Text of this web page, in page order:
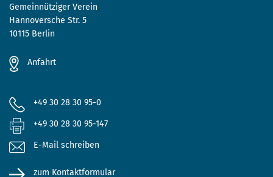
Gemeinnütziger Verein
Hannoversche Str. 5
10115 Berlin
Anfahrt
+49 30 28 30 95-0
+49 30 28 30 95-147
E-Mail schreiben
zum Kontaktformular